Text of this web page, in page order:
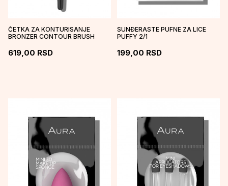
ČETKA ZA KONTURISANJE
BRONZER CONTOUR BRUSH
619,00 RSD
SUNĐERASTE PUFNE ZA LICE
PUFFY 2/1
199,00 RSD